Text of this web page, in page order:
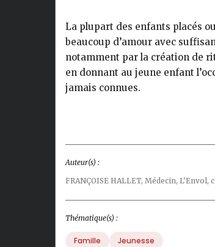
La plupart des enfants placés
beaucoup d’amour avec
notamment par la création de
en donnant au jeune enfant
jamais connues.
Auteur(s) :
FRANÇOISE HALLET, Médecin, L'Envol,
Thématique(s) :
Famille Jeunesse